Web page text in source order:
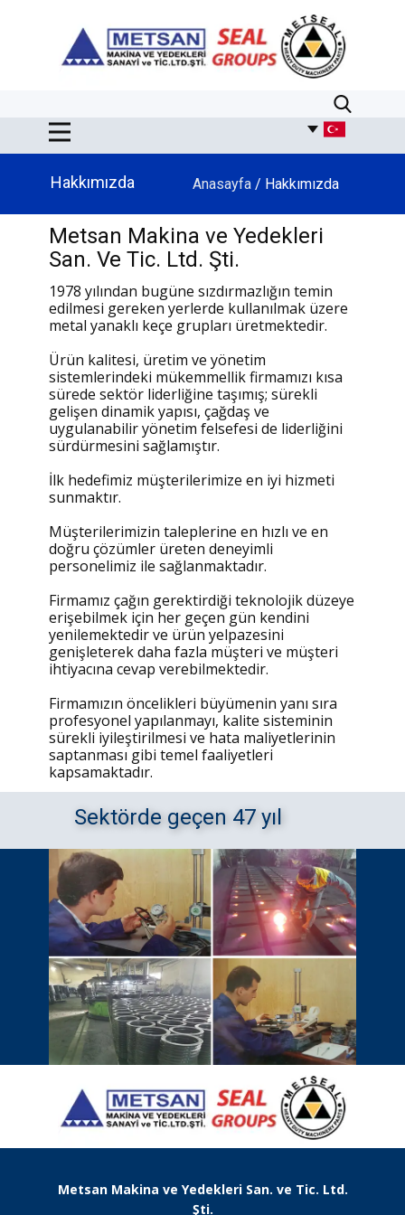
Anasayfa / Hakkımızda
Hakkımızda
Metsan Makina ve Yedekleri
San. Ve Tic. Ltd. Şti.
1978 yılından bugüne sızdırmazlığın temin
edilmesi gereken yerlerde kullanılmak üzere
metal yanaklı keçe grupları üretmektedir.
Ürün kalitesi, üretim ve yönetim
sistemlerindeki mükemmellik firmamızı kısa
sürede sektör liderliğine taşımış; sürekli
gelişen dinamik yapısı, çağdaş ve
uygulanabilir yönetim felsefesi de liderliğini
sürdürmesini sağlamıştır.
İlk hedefimiz müşterilerimize en iyi hizmeti
sunmaktır.
Müşterilerimizin taleplerine en hızlı ve en
doğru çözümler üreten deneyimli
personelimiz ile sağlanmaktadır.
Firmamız çağın gerektirdiği teknolojik düzeye
erişebilmek için her geçen gün kendini
yenilemektedir ve ürün yelpazesini
genişleterek daha fazla müşteri ve müşteri
ihtiyacına cevap verebilmektedir.
Firmamızın öncelikleri büyümenin yanı sıra
profesyonel yapılanmayı, kalite sisteminin
sürekli iyileştirilmesi ve hata maliyetlerinin
saptanması gibi temel faaliyetleri
kapsamaktadır.
Sektörde geçen ​​47 yıl
Metsan Makina ve Yedekleri San. ve Tic. Ltd.
Şti.